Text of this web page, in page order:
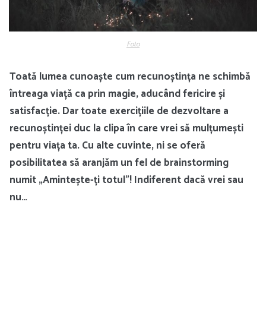
Foto
Toată lumea cunoaște cum recunoștința ne schimbă
întreaga viață ca prin magie, aducând fericire și
satisfacție. Dar toate exercițiile de dezvoltare a
recunoștinței duc la clipa în care vrei să mulțumești
pentru viața ta. Cu alte cuvinte, ni se oferă
posibilitatea să aranjăm un fel de brainstorming
numit „Amintește-țitotul”! Indiferent dacă vrei sau
nu…